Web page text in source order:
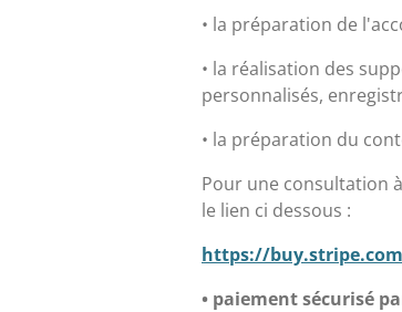
• la préparation de
• la réalisation des
personnalisés,
• la préparation du
Pour une consultation
le lien ci dessous :
https://buy.stripe.com/
• paiement sécurisé